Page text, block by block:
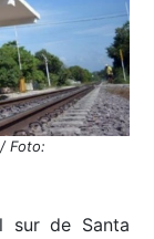
Foto:
sur de Santa